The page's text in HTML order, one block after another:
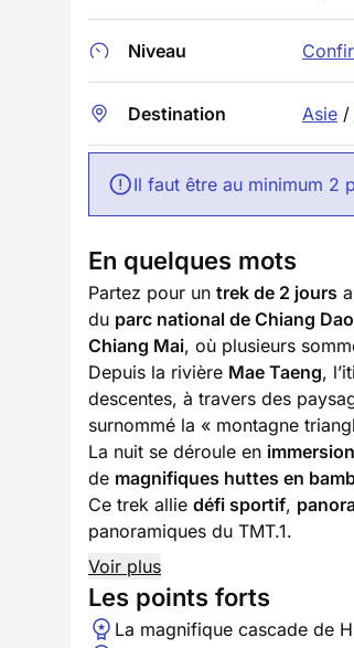
Niveau
Destination Asie /
Il faut être au minimum 2
En quelques mots
Partez pour un trek de 2 jours
du parc national de Chiang Dao
Chiang Mai, où plusieurs
Depuis la rivière Mae Taeng,
descentes, à travers des
surnommé la « montagne
La nuit se déroule en
de magnifiques huttes en
Ce trek allie défi sportif,
panoramiques du TMT.1.
Voir plus
Les points forts
La magnifique cascade de